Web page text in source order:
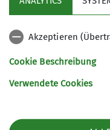
Sponsor
Unsere Homepages
92318 Neumarkt
Akzeptieren
Cookie Beschreibung
Verwendete Cookies